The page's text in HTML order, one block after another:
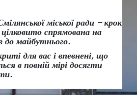
міської ради – крок
цілковито спрямована на
до майбутнього.
для вас і впевнені, що
в повній мірі досягти